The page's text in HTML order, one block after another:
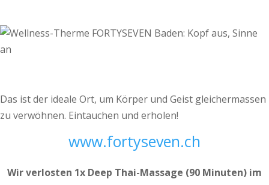
Das ist der ideale Ort, um Körper und Geist gleichermassen
zu verwöhnen. Eintauchen und erholen!
www.fortyseven.ch
Wir verlosten 1x Deep Thai-Massage (90 Minuten) im